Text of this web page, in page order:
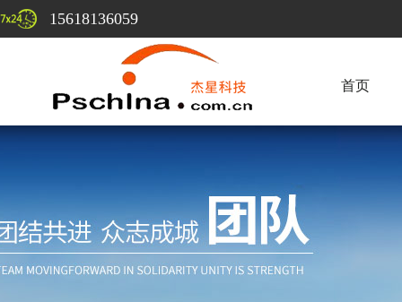
15618136059
首页